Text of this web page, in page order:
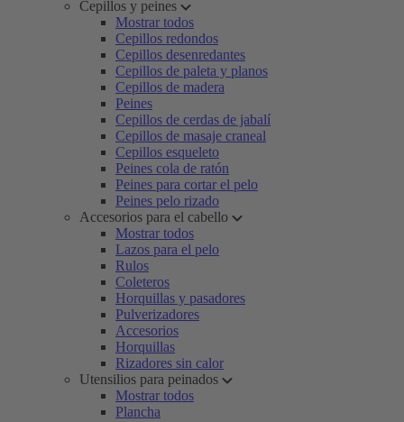
Cepillos y peines
Mostrar todos
Cepillos redondos
Cepillos desenredantes
Cepillos de paleta y planos
Cepillos de madera
Peines
Cepillos de cerdas de jabalí
Cepillos de masaje craneal
Cepillos esqueleto
Peines cola de ratón
Peines para cortar el pelo
Peines pelo rizado
Accesorios para el cabello
Mostrar todos
Lazos para el pelo
Rulos
Coleteros
Horquillas y pasadores
Pulverizadores
Accesorios
Horquillas
Rizadores sin calor
Utensilios para peinados
Mostrar todos
Plancha